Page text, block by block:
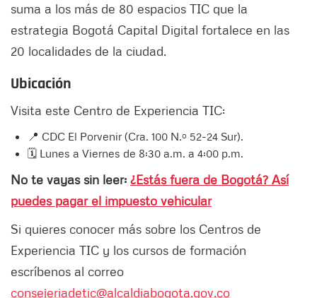
suma a los más de 80 espacios TIC que la
estrategia Bogotá Capital Digital fortalece en las
20 localidades de la ciudad.
Ubicación
Visita este Centro de Experiencia TIC:
📍 CDC El Porvenir (Cra. 100 N.º 52-24 Sur).
🗓️ Lunes a Viernes de 8:30 a.m. a 4:00 p.m.
No te vayas sin leer: ¿Estás fuera de Bogotá? Así
puedes pagar el impuesto vehicular
Si quieres conocer más sobre los Centros de
Experiencia TIC y los cursos de formación
escríbenos al correo
consejeriadetic@alcaldiabogota.gov.co